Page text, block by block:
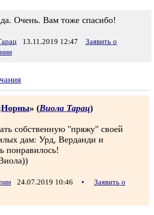
Очень. Вам тоже спасибо!
13.11.2019 12:47
Заявить о
Норны» (Виола Тарац)
собственную "пряжу" своей
дам: Урд, Верданди и
понравилось!
24.07.2019 10:46 •
Заявить о